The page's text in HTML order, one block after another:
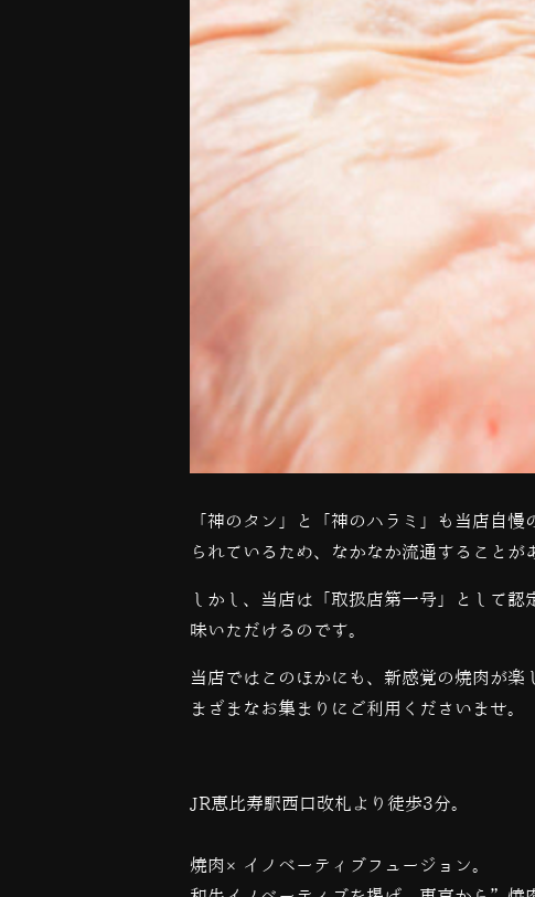
「神のタン」と「神のハラミ」も当店自
られているため、なかなか流通することが
しかし、当店は「取扱店第一号」として
味いただけるのです。
当店ではこのほかにも、新感覚の焼肉が
まざまなお集まりにご利用くださいませ。
JR恵比寿駅西口改札より徒歩3分。
焼肉×イノベーティブフュージョン。